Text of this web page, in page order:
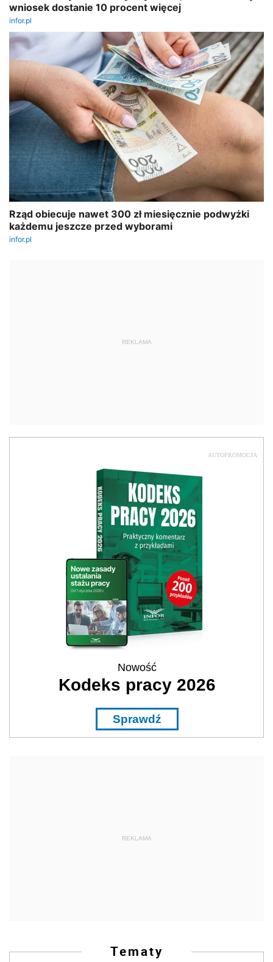
REKLAMA
AUTOPROMOCJA
Nowość
Kodeks pracy 2026
Sprawdź
REKLAMA
Tematy